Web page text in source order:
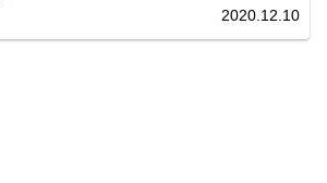
2020.12.10